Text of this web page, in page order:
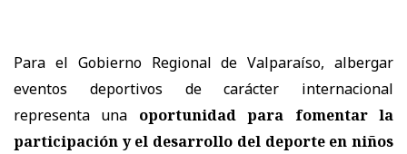
Para el Gobierno Regional de Valparaíso, albergar
eventos deportivos de carácter internacional
representa una
oportunidad para fomentar la
participación y el desarrollo del deporte en niños